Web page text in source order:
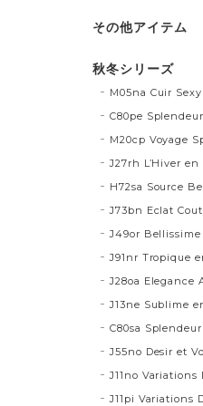
その他アイテム
秋冬シリーズ
M05na Cuir
C80pe
M20cp Voyage
J27rh L’Hiver en
H72sa Source
J73bn Eclat
J49or
J91nr Tropique
J28oa Elegance
J13ne Sublime
C80sa
J55no Desir et
J11no Variations
J11pi Variations